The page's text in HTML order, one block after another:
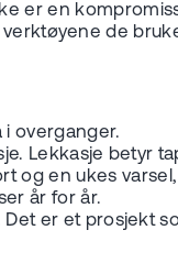
er en
de
i overganger.
Lekkasje betyr
og en ukes
år for år.
er et prosjekt